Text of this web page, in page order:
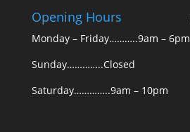
Opening Hours
Monday – Friday………..9am – 6pm
Sunday…………..Closed
Saturday…………..9am – 10pm